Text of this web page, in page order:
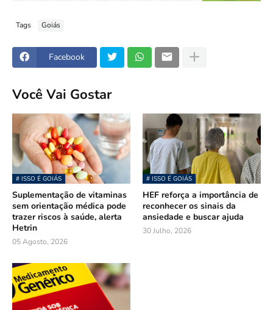
Tags Goiás
Facebook
Você Vai Gostar
# ISSO É GOIÁS
Suplementação de vitaminas
sem orientação médica pode
trazer riscos à saúde, alerta
Hetrin
05 Agosto, 2026
# ISSO É GOIÁS
HEF reforça a importância de
reconhecer os sinais da
ansiedade e buscar ajuda
30 Julho, 2026